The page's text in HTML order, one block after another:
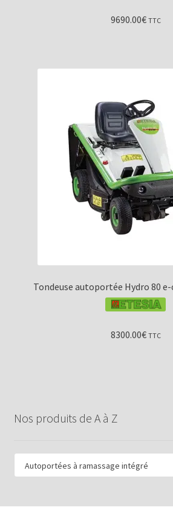
9690.00€ TTC
Tondeuse autoportée Hydro 80
8300.00€ TTC
Nos produits de A à Z
Autoportées à ramassage intégré